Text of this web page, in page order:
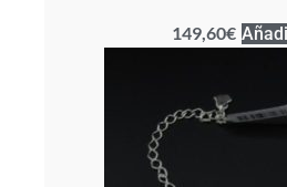
149,60€